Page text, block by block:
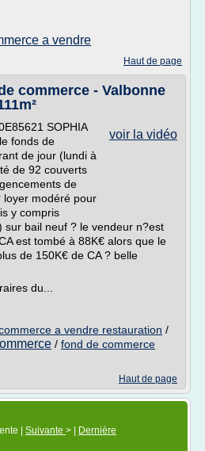
a vendre
Haut de page
commerce - Valbonne
voir la vidéo
SOPHIA
fonds de
de jour (lundi à
de 92 couverts
de
loyer modéré pour
y compris
sur bail neuf ? le vendeur n?est
est tombé à 88K€ alors que le
de 150K€ de CA ? belle
du...
a vendre restauration /
/ fond de commerce
Haut de page
| Suivante > |
Dernière